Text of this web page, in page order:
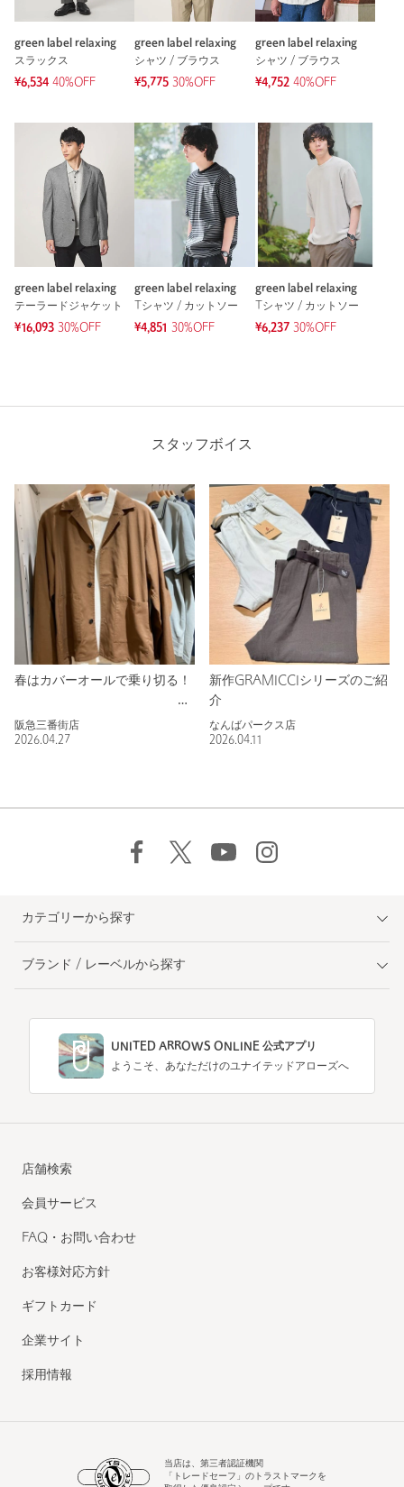
green label relaxing
スラックス
¥6,534 40%OFF
green label relaxing
シャツ / ブラウス
¥5,775 30%OFF
green label relaxing
シャツ / ブラウス
¥4,752 40%OFF
green label relaxing
テーラードジャケット
¥16,093 30%OFF
green label relaxing
Tシャツ / カットソー
¥4,851
30%OFF
green label relaxing
Tシャツ / カットソー
¥6,237 30%OFF
スタッフボイス
春はカバーオールで乗り切る！
阪急三番街店
2026.04.27
新作GRAMICCIシリーズのご紹
介
なんばパークス店
2026.04.11
カテゴリーから探す
ブランド / レーベルから探す
UNITED ARROWS ONLINE 公式アプリ
ようこそ、あなただけのユナイテッドアローズへ
店舗検索
会員サービス
FAQ・お問い合わせ
お客様対応方針
ギフトカード
企業サイト
採用情報
当店は、第三者認証機関
「トレードセーフ」のトラストマークを